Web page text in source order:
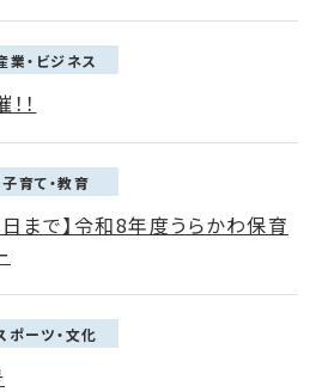
業・ビジネス
！
子育て・教育
まで】令和8年度うらかわ保育
ポーツ・文化